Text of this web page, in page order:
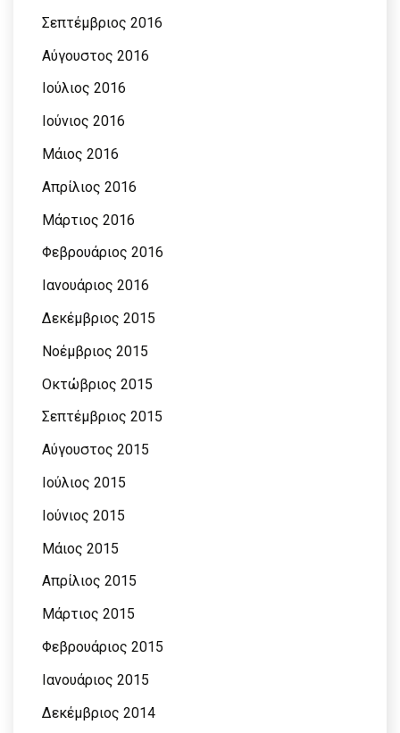
Σεπτέμβριος 2016
Αύγουστος 2016
Ιούλιος 2016
Ιούνιος 2016
Μάιος 2016
Απρίλιος 2016
Μάρτιος 2016
Φεβρουάριος 2016
Ιανουάριος 2016
Δεκέμβριος 2015
Νοέμβριος 2015
Οκτώβριος 2015
Σεπτέμβριος 2015
Αύγουστος 2015
Ιούλιος 2015
Ιούνιος 2015
Μάιος 2015
Απρίλιος 2015
Μάρτιος 2015
Φεβρουάριος 2015
Ιανουάριος 2015
Δεκέμβριος 2014